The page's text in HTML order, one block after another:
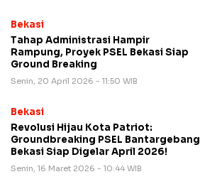
Bekasi
Tahap Administrasi Hampir
Rampung, Proyek PSEL Bekasi Siap
Ground Breaking
Senin, 20 April 2026 - 11:50 WIB
Bekasi
Revolusi Hijau Kota Patriot:
Groundbreaking PSEL Bantargebang
Bekasi Siap Digelar April 2026!
Senin, 16 Maret 2026 - 10:44 WIB